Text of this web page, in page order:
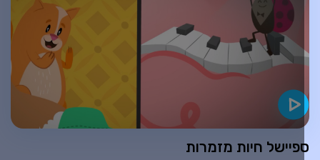
חיות מזמרות